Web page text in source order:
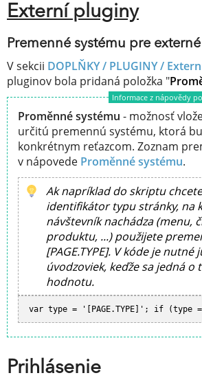
Externí pluginy
Premenné systému pre
V sekcii DOPLŇKY / PLUGINY /
pluginov bola pridaná položka "
Informace z nápovědy
Proměnné systému - možnosť
určitú premennú systému, ktorá
konkrétnym reťazcom. Zoznam
v nápovede Proměnné systému.
Ak napríklad do skriptu
identifikátor typu stránky, na
návštevník nachádza (menu,
produktu, ...) použijete
[PAGE.TYPE]. V kóde je nutné
úvodzoviek, keďže sa jedná o
hodnotu.
var type = '[PAGE.TYPE]'; if (type
Prihlásenie